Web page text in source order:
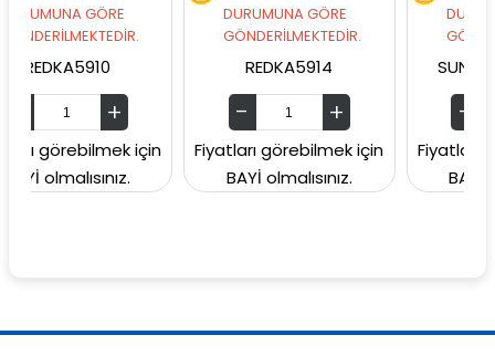
GÖRE
için
DURUMUNA GÖRE
GÖNDERİLMEKTEDİR.
REDKA5914
Fiyatları görebilmek için
BAYİ olmalısınız.
DURUMUNA GÖRE
Fiyatları
BAYİ olmalısınız.